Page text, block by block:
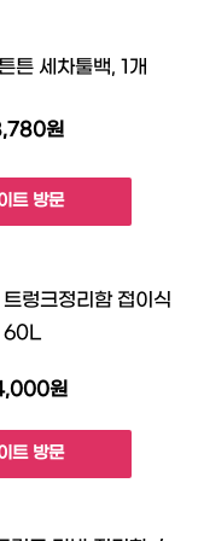
튼 세차툴백, 1개
원
트 방문
렁크정리함 접이식
60L
원
트 방문